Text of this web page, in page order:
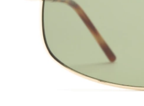
40 mm
Ύψος φακού